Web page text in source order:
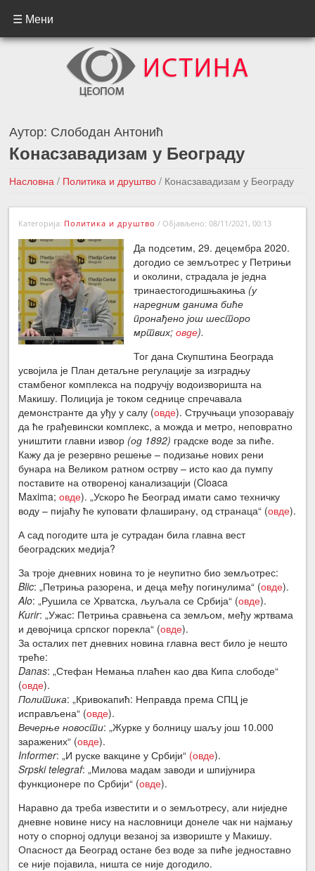
☰ Мени
Аутор: Слободан Антонић
Конасзавадизам у Београду
Насловна / Политика и друштво / Конасзавадизам у Београду
←Претходна вест
Следећа вест →
Категорија: Политика и друштво / Објављено: 08/11/2021, 00:13
Да подсетим, 29. децембра 2020.
догодио се земљотрес у Петрињи
и околини, страдала је једна
тринаестогодишњакиња (у
наредним данима биће
пронађено још шесторо
мртвих;овде).
Тог дана Скупштина Београда
усвојила је План детаљне регулације за изградњу
стамбеног комплекса на подручју водоизворишта на
Макишу. Полиција је током седнице спречавала
демонстранте да уђу у салу (овде). Стручњаци упозоравају
да ће грађевински комплекс, а можда и метро, неповратно
уништити главни извор (од 1892) градске воде за пиће.
Кажу да је резервно решење – подизање нових рени
бунара на Великом ратном острву – исто као да пумпу
поставите на отвореној канализацији (Cloaca
Maxima;овде). „Ускоро ће Београд имати само техничку
воду – пијаћу ће куповати флаширану, од странаца“ (овде).
А сад погодите шта је сутрадан била главна вест
београдских медија?
За троје дневних новина то је неупитно био земљотрес:
Blic: „Петриња разорена, и деца међу погинулима“ (овде).
Alo: „Рушила се Хрватска, љуљала се Србија“ (овде).
Kurir: „Ужас: Петриња сравњена са земљом, међу жртвама
и девојчица српског порекла“ (овде).
За осталих пет дневних новина главна вест било је нешто
треће:
Danas: „Стефан Немања плаћен као два Кипа слободе“
(овде).
Политика: „Кривокапић: Неправда према СПЦ је
исправљена“ (овде).
Вечерње новости: „Журке у болницу шаљу још 10.000
заражених“ (овде).
Informer: „И руске вакцине у Србији“ (овде).
Srpski telegraf: „Милова мадам заводи и шпијунира
функционере по Србији“ (овде).
Наравно да треба известити и о земљотресу, али ниједне
дневне новине нису на насловници донеле чак ни најмању
ноту о спорној одлуци везаној за извориште у Макишу.
Опасност да Београд остане без воде за пиће једноставно
се није појавила, ништа се није догодило.